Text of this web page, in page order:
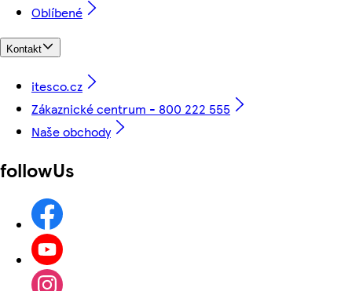
Oblíbené
Kontakt
itesco.cz
Zákaznické centrum - 800 222 555
Naše obchody
followUs